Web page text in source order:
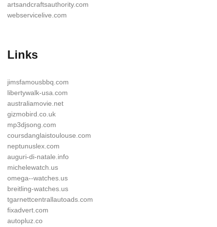
artsandcraftsauthority.com
webservicelive.com
Links
jimsfamousbbq.com
libertywalk-usa.com
australiamovie.net
gizmobird.co.uk
mp3djsong.com
coursdanglaistoulouse.com
neptunuslex.com
auguri-di-natale.info
michelewatch.us
omega--watches.us
breitling-watches.us
tgarnettcentrallautoads.com
fixadvert.com
autopluz.co